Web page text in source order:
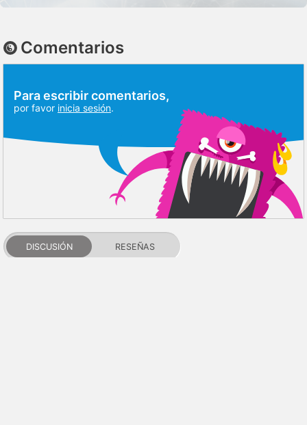
Comentarios
Para escribir comentarios,
por favor inicia sesión.
DISCUSIÓN RESEÑAS